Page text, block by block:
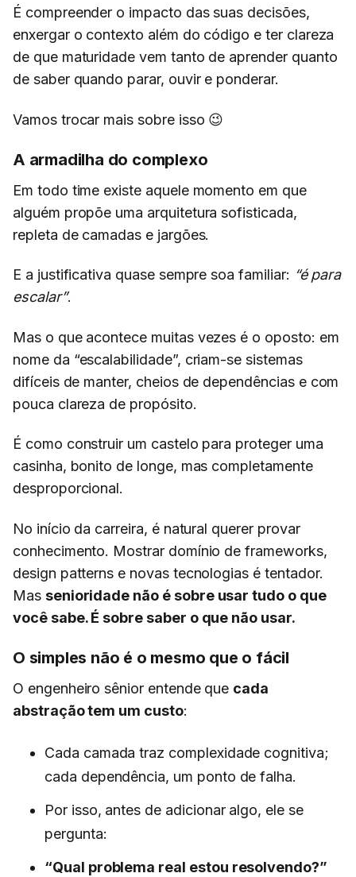
É compreender o impacto das suas decisões,
enxergar o contexto além do código e ter clareza
de que maturidade vem tanto de aprender quanto
de saber quando parar, ouvir e ponderar.
Vamos trocar mais sobre isso 😉
A armadilha do complexo
Em todo time existe aquele momento em que
alguém propõe uma arquitetura sofisticada,
repleta de camadas e jargões.
E a justificativa quase sempre soa familiar: “é para
escalar”.
Mas o que acontece muitas vezes é o oposto: em
nome da “escalabilidade”, criam-se sistemas
difíceis de manter, cheios de dependências e com
pouca clareza de propósito.
É como construir um castelo para proteger uma
casinha, bonito de longe, mas completamente
desproporcional.
No início da carreira, é natural querer provar
conhecimento. Mostrar domínio de frameworks,
design patterns e novas tecnologias é tentador.
Mas senioridade não é sobre usar tudo o que
você sabe. É sobre saber o que não usar.
O simples não é o mesmo que o fácil
O engenheiro sênior entende que cada
abstração tem um custo:
Cada camada traz complexidade cognitiva;
cada dependência, um ponto de falha.
Por isso, antes de adicionar algo, ele se
pergunta:
“Qual problema real estou resolvendo?”